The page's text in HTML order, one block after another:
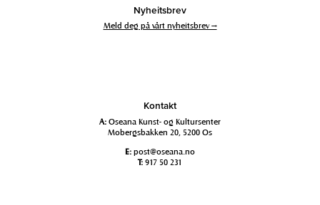
Nyheitsbrev
Meld deg på vårt nyheitsbrev →
Kontakt
A: Oseana Kunst- og Kultursenter
Mobergsbakken 20, 5200 Os
E: post@oseana.no
T: 917 50 231